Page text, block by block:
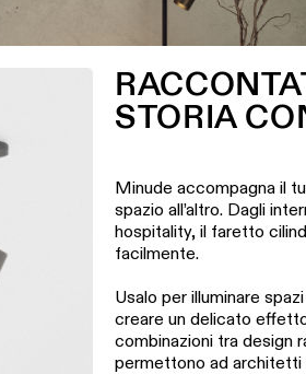
STORIA
Minude accompagna il
spazio all’altro. Dagli
hospitality, il faretto
facilmente.
Usalo per illuminare
creare un delicato
combinazioni tra design
permettono ad architetti